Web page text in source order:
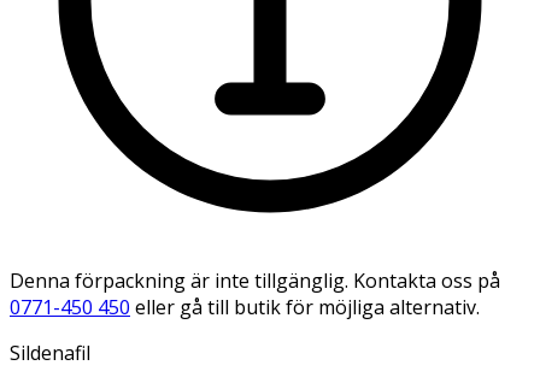
Denna förpackning är inte tillgänglig. Kontakta oss på
0771-450 450 eller gå till butik för möjliga alternativ.
Sildenafil